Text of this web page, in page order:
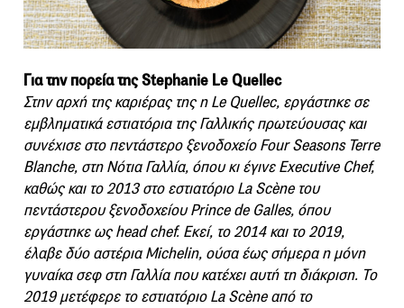
Για την πορεία της Stephanie Le Quellec
Στην αρχή της καριέρας της η Le Quellec, εργάστηκε σε
εμβληματικά εστιατόρια της Γαλλικής πρωτεύουσας και
συνέχισε στο πεντάστερο ξενοδοχείο Four Seasons Terre
Blanche, στη Νότια Γαλλία, όπου κι έγινε Executive Chef,
καθώς και το 2013 στο εστιατόριο La Scène του
πεντάστερου ξενοδοχείου Prince de Galles, όπου
εργάστηκε ως head chef. Εκεί, το 2014 και το 2019,
έλαβε δύο αστέρια Michelin, ούσα έως σήμερα η μόνη
γυναίκα σεφ στη Γαλλία που κατέχει αυτή τη διάκριση. Το
2019 μετέφερε το εστιατόριο La Scène από το